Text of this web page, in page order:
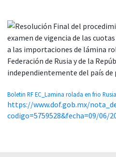
Boletin RF EC_Lamina rolada en frio
https://www.dof.gob.mx/
codigo=5759528&fecha=09/06/